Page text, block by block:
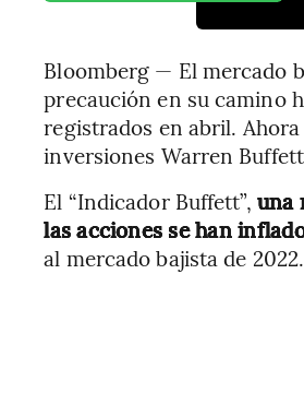
Bloomberg — El mercado
precaución en su camino
registrados en abril.
inversiones Warren
El “Indicador Buffett”, una
las acciones se han
al mercado bajista de 2022.